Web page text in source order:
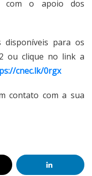
com o apoio dos
para os
ou clique no link a
cnec.lk/0rgx
contato com a sua